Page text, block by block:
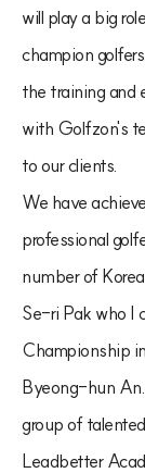
will play a big
champion
the training and
with Golfzon's
to our clients.
We have
professional
number of
Se-ri Pak who I
Championship
Byeong-hun
group of
Leadbetter